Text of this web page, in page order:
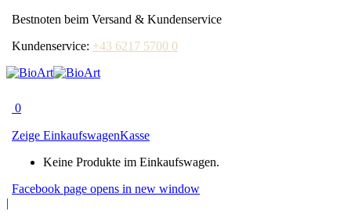
Bestnoten beim Versand & Kundenservice
Kundenservice: +43 6217 5700 0
0
Zeige EinkaufswagenKasse
Keine Produkte im Einkaufswagen.
Facebook page opens in new window
|